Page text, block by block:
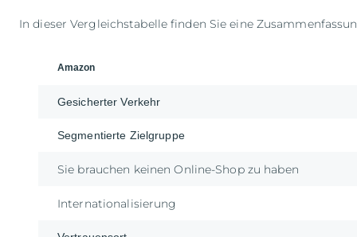
In dieser Vergleichstabelle finden Sie eine
Amazon
Gesicherter Verkehr
Segmentierte Zielgruppe
Sie brauchen keinen Online-Shop zu haben
Internationalisierung